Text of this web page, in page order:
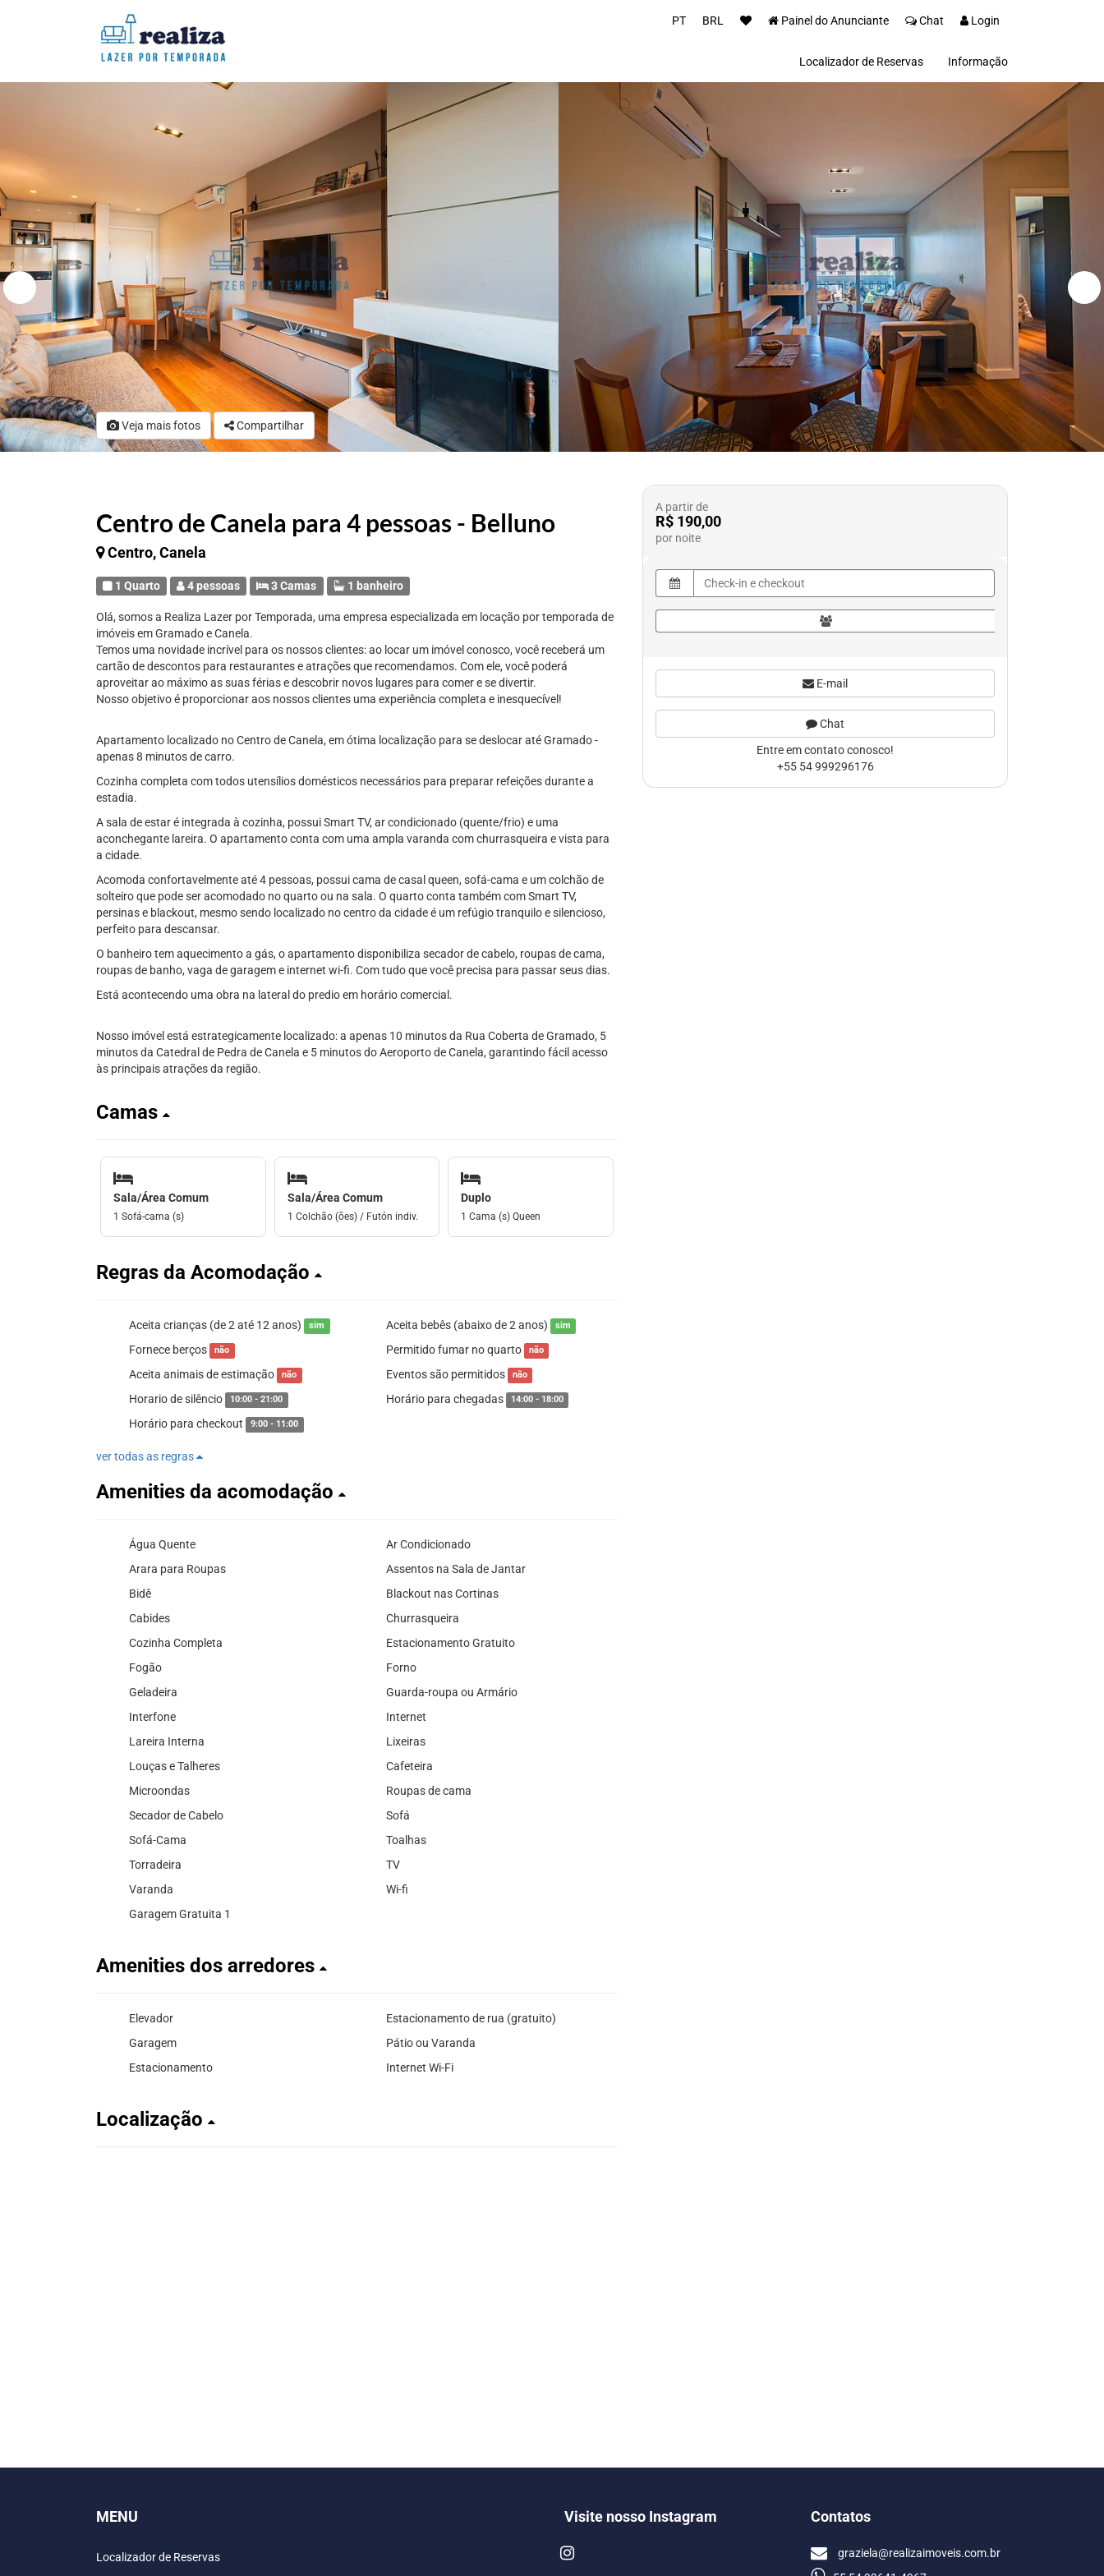
PT BRL Painel do Anunciante Chat Login
Localizador de Reservas Informação
Veja mais fotos Compartilhar
Centro de Canela para 4 pessoas - Belluno
Centro, Canela
1 Quarto 4 pessoas 3 Camas 1 banheiro
Olá, somos a Realiza Lazer por Temporada, uma empresa especializada em locação por temporada de
imóveis em Gramado e Canela.
Temos uma novidade incrível para os nossos clientes: ao locar um imóvel conosco, você receberá um
cartão de descontos para restaurantes e atrações que recomendamos. Com ele, você poderá
aproveitar ao máximo as suas férias e descobrir novos lugares para comer e se divertir.
Nosso objetivo é proporcionar aos nossos clientes uma experiência completa e inesquecível!
Apartamento localizado no Centro de Canela, em ótima localização para se deslocar até Gramado -
apenas 8 minutos de carro.
Cozinha completa com todos utensílios domésticos necessários para preparar refeições durante a
estadia.
A sala de estar é integrada à cozinha, possui Smart TV, ar condicionado (quente/frio) e uma
aconchegante lareira. O apartamento conta com uma ampla varanda com churrasqueira e vista para
a cidade.
Acomoda confortavelmente até 4 pessoas, possui cama de casal queen, sofá-cama e um colchão de
solteiro que pode ser acomodado no quarto ou na sala. O quarto conta também com Smart TV,
persinas e blackout, mesmo sendo localizado no centro da cidade é um refúgio tranquilo e silencioso,
perfeito para descansar.
O banheiro tem aquecimento a gás, o apartamento disponibiliza secador de cabelo, roupas de cama,
roupas de banho, vaga de garagem e internet wi-fi. Com tudo que você precisa para passar seus dias.
Está acontecendo uma obra na lateral do predio em horário comercial.
Nosso imóvel está estrategicamente localizado: a apenas 10 minutos da Rua Coberta de Gramado, 5
minutos da Catedral de Pedra de Canela e 5 minutos do Aeroporto de Canela, garantindo fácil acesso
às principais atrações da região.
Camas
Sala/Área Comum
1 Sofá-cama (s)
Sala/Área Comum
1 Colchão (ões) / Futón indiv.
Duplo
1 Cama (s) Queen
Regras da Acomodação
Aceita crianças (de 2 até 12 anos) sim Aceita bebês (abaixo de 2 anos) sim
Fornece berços não Permitido fumar no quarto não
Aceita animais de estimação não Eventos são permitidos não
Horario de silêncio 10:00 - 21:00 Horário para chegadas 14:00 - 18:00
Horário para checkout 9:00 - 11:00
ver todas as regras
Amenities da acomodação
Água Quente
Ar Condicionado
Arara para Roupas
Assentos na Sala de Jantar
Bidê
Blackout nas Cortinas
Cabides
Churrasqueira
Cozinha Completa
Estacionamento Gratuito
Fogão
Forno
Geladeira
Guarda-roupa ou Armário
Interfone
Internet
Lareira Interna
Lixeiras
Louças e Talheres
Cafeteira
Microondas
Roupas de cama
Secador de Cabelo
Sofá
Sofá-Cama
Toalhas
Torradeira
TV
Varanda
Wi-fi
Garagem Gratuita 1
Amenities dos arredores
Elevador
Estacionamento de rua (gratuito)
Garagem
Pátio ou Varanda
Estacionamento
Internet Wi-Fi
Localização
A partir de
R$ 190,00
por noite
E-mail
Chat
Entre em contato conosco!
+55 54 999296176
MENU
Localizador de Reservas
Visite nosso Instagram Contatos
graziela@realizaimoveis.com.br